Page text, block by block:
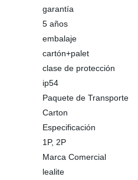
garantía
5 años
embalaje
cartón+palet
clase de protección
ip54
Paquete de Transporte
Carton
Especificación
1P, 2P
Marca Comercial
lealite